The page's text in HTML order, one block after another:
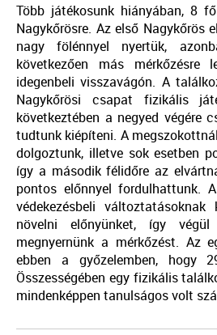
Több játékosunk hiányában, 8
Nagykőrösre. Az első Nagykőrös
nagy fölénnyel nyertük,
következően más mérkőzésre
idegenbeli visszavágón. A
Nagykőrösi csapat fizikális
következtében a negyed végére
tudtunk kiépíteni. A
dolgoztunk, illetve sok esetben
így a második félidőre az
pontos előnnyel fordulhattunk.
védekezésbeli változtatásoknak
növelni előnyünket, így
megnyernünk a mérkőzést. Az
ebben a győzelemben, hogy
Összességében egy fizikális
mindenképpen tanulságos volt